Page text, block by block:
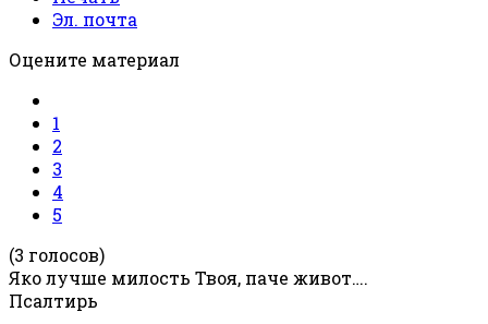
Эл. почта
Оцените материал
1
2
3
4
5
(3 голосов)
Яко лучше милость Твоя, паче живот….
Псалтирь